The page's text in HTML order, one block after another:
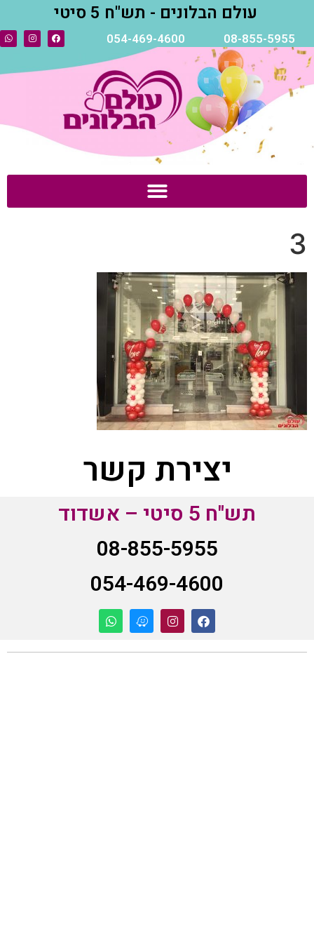
עולם הבלונים - תש"ח 5 סיטי
08-855-5955
054-469-4600
3
יצירת קשר
תש"ח 5 סיטי – אשדוד
08-855-5955
054-469-4600